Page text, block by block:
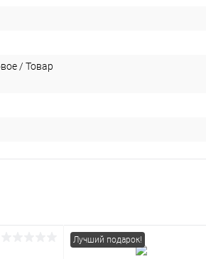
/ Товар
Лучший подарок!